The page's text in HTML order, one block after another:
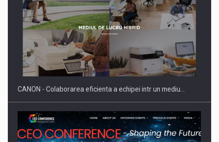
Producatorii si comerciantii care nu se supun noilor
reglementari…
CANON - Colaborarea eficienta a echipei intr un mediu…